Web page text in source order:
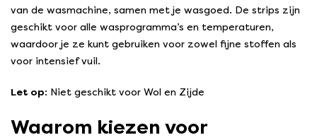
van de wasmachine, samen met je wasgoed. De strips zijn
geschikt voor alle wasprogramma’s en temperaturen,
waardoor je ze kunt gebruiken voor zowel fijne stoffen als
voor intensief vuil.
Let op: Niet geschikt voor Wol en Zijde
Waarom kiezen voor